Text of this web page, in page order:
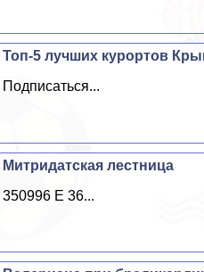
Топ-5 лучших курортов
Подписаться...
Митридатская лестница
350996 E 36...